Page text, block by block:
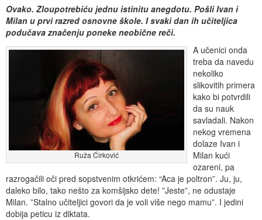
Ovako. Zloupotrebiću jednu istinitu anegdotu. Pošli Ivan i
Milan u prvi razred osnovne škole. I svaki dan ih učiteljica
podučava značenju poneke neobične reči.
Ruža Ćirković
A učenici onda
treba da navedu
nekoliko
slikovitih primera
kako bi potvrdili
da su nauk
savladali. Nakon
nekog vremena
dolaze Ivan i
Milan kući
ozareni, pa
razrogačili oči pred sopstvenim otkrićem: “Aca je poltron”. Ju, ju,
daleko bilo, tako nešto za komšijsko dete! ”Jeste”, ne odustaje
Milan. ”Stalno učiteljici govori da je voli više nego mamu”. I jedini
dobija peticu iz diktata.